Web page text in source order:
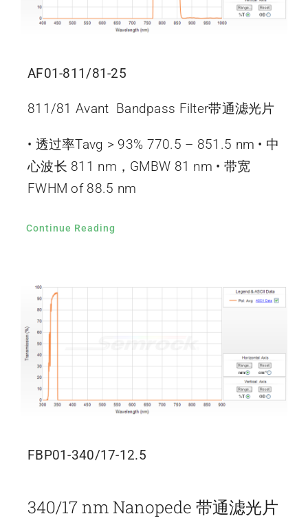
AF01-811/81-25
811/81 Avant Bandpass Filter带通滤光片
• 透过率Tavg > 93% 770.5 – 851.5 nm • 中
心波长 811 nm，GMBW 81 nm • 带宽
FWHM of 88.5 nm
Continue Reading
FBP01-340/17-12.5
340/17 nm Nanopede 带通滤光片